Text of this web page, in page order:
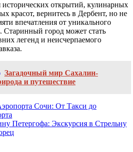
открытий, кулинарных
красот, вернитесь в Дербент, но не
впечатления от уникального
Старинный город может стать
легенд и неисчерпаемого
Загадочный мир Сахалин-
и путешествие
Сочи: От Такси до
Петергофа: Экскурсия в Стрельну